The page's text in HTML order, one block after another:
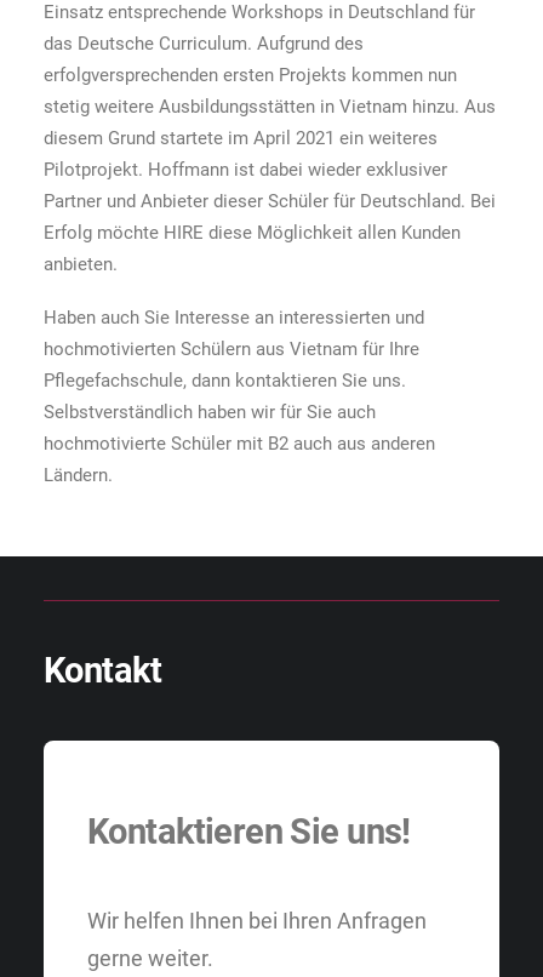
Einsatz entsprechende Workshops in Deutschland für
das Deutsche Curriculum. Aufgrund des
erfolgversprechenden ersten Projekts kommen nun
stetig weitere Ausbildungsstätten in Vietnam hinzu. Aus
diesem Grund startete im April 2021 ein weiteres
Pilotprojekt. Hoffmann ist dabei wieder exklusiver
Partner und Anbieter dieser Schüler für Deutschland. Bei
Erfolg möchte HIRE diese Möglichkeit allen Kunden
anbieten.
Haben auch Sie Interesse an interessierten und
hochmotivierten Schülern aus Vietnam für Ihre
Pflegefachschule, dann kontaktieren Sie uns.
Selbstverständlich haben wir für Sie auch
hochmotivierte Schüler mit B2 auch aus anderen
Ländern.
Kontakt
Kontaktieren Sie uns!
Wir helfen Ihnen bei Ihren Anfragen
gerne weiter.